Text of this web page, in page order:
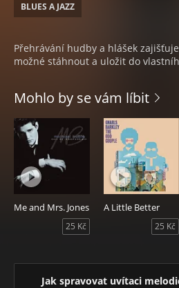
BLUES A JAZZ
Přehrávání hudby a hlášek
možné stáhnout a uložit do
Mohlo by se vám líbit
Me and Mrs. Jones
25 Kč
A Little Better
25 Kč
Jak spravovat uvítaci